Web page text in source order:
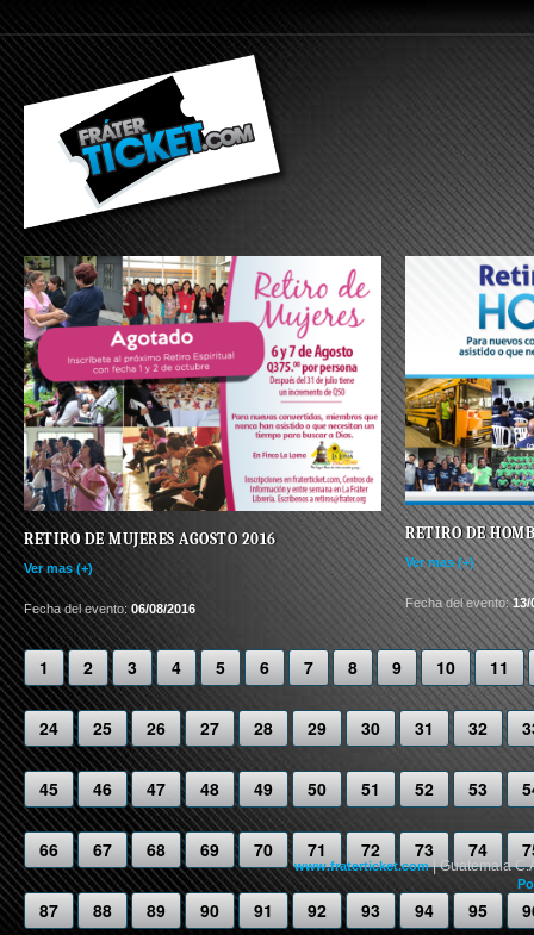
RETIRO DE MUJERES AGOSTO 2016
Ver mas (+)
Fecha del evento:06/08/2016
RETIRO DE
Ver mas (+)
Fecha del evento:13/
1 2 3 4 5 6 7 8 9 10 11
24 25 26 27 28 29 30 31 32
45 46 47 48 49 50 51 52 53
66 67 68 69 70 71 72 73 74
87 88 89 90 91 92 93 94 95
www.fraterticket.com | Guatemala